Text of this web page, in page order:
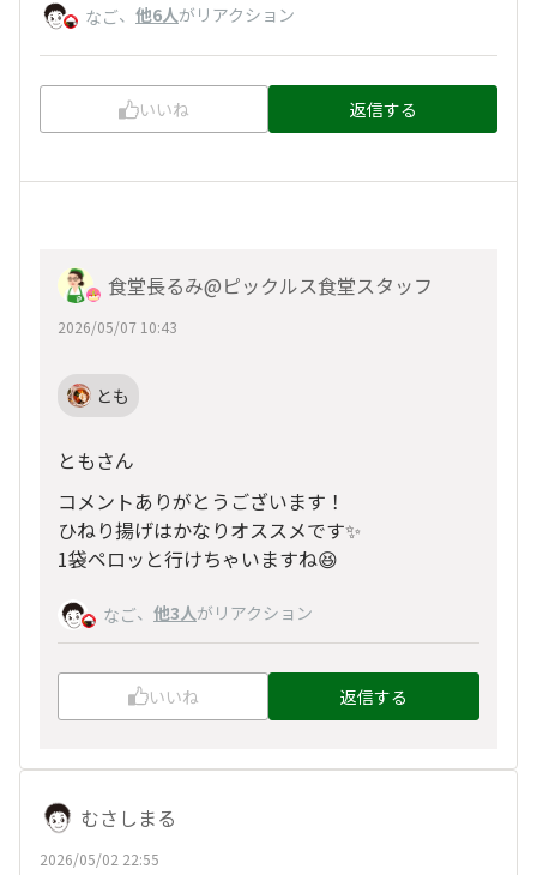
なご、 他6人がリアクション
いいね 返信する
食堂長るみ@ピックルス食堂スタッフ
2026/05/07 10:43
とも
ともさん
コメントありがとうございます！
ひねり揚げはかなりオススメです✨
1袋ペロッと行けちゃいますね😆
なご、 他3人がリアクション
いいね 返信する
むさしまる
2026/05/02 22:55